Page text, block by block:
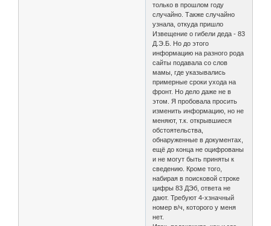
только в прошлом году
случайно. Также случайно
узнала, откуда пришло
Извещение о гибели деда - 83
Д.Э.Б. Но до этого
информацию на разного рода
сайты подавала со слов
мамы, где указывались
примерные сроки ухода на
фронт. Но дело даже не в
этом. Я пробовала просить
изменить информацию, но не
меняют, т.к. открывшиеся
обстоятельства,
обнаруженные в документах,
ещё до конца не оцифрованы
и не могут быть приняты к
сведению. Кроме того,
набирая в поисковой строке
цифры 83 ДЭб, ответа не
дают. Требуют 4-хзначный
номер в/ч, которого у меня
нет.